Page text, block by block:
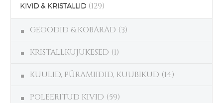
KIVID & KRISTALLID (129)
GEOODID & KOBARAD (3)
KRISTALLKUJUKESED (1)
KUULID, PÜRAMIIDID, KUUBIKUD (14)
POLEERITUD KIVID (59)